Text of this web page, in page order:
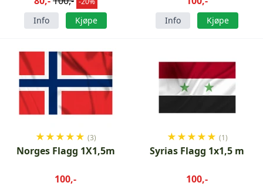
Info Kjøpe Info Kjøpe
★★★★★ (3)
Norges Flagg 1X1,5m
100,-
★★★★★ (1)
Syrias Flagg 1x1,5 m
100,-